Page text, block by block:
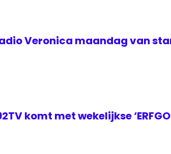
Veronica maandag van
komt met wekelijkse